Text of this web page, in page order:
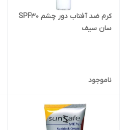
کرم ضد آفتاب دور چشم SPF30
سان سیف
ناموجود